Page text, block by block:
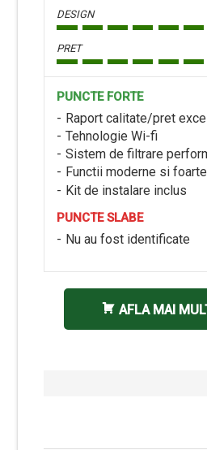
DESIGN
PRET
PUNCTE FORTE
Raport calitate/pret
Tehnologie Wi-fi
Sistem de filtrare
Functii moderne si
Kit de instalare inclus
PUNCTE SLABE
Nu au fost identificate
AFLA MAI